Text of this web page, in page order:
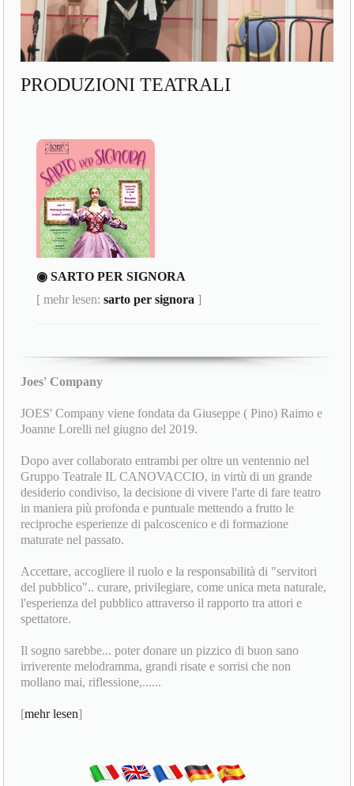
PRODUZIONI TEATRALI
◉ SARTO PER SIGNORA
[ mehr lesen:sarto per signora ]
Joes' Company
JOES' Company viene fondata da Giuseppe ( Pino) Raimo e
Joanne Lorelli nel giugno del 2019.
Dopo aver collaborato entrambi per oltre un ventennio nel
Gruppo Teatrale IL CANOVACCIO, in virtù di un grande
desiderio condiviso, la decisione di vivere l'arte di fare teatro
in maniera più profonda e puntuale mettendo a frutto le
reciproche esperienze di palcoscenico e di formazione
maturate nel passato.
Accettare, accogliere il ruolo e la responsabilità di "servitori
del pubblico".. curare, privilegiare, come unica meta naturale,
l'esperienza del pubblico attraverso il rapporto tra attori e
spettatore.
Il sogno sarebbe... poter donare un pizzico di buon sano
irriverente melodramma, grandi risate e sorrisi che non
mollano mai, riflessione,......
[mehr lesen]